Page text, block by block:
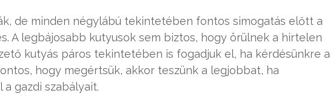
de minden négylábú tekintetében fontos simogatás előtt a
A legbájosabb kutyusok sem biztos, hogy örülnek a hirtelen
kutyás páros tekintetében is fogadjuk el, ha kérdésünkre a
hogy megértsük, akkor teszünk a legjobbat, ha
gazdi szabályait.